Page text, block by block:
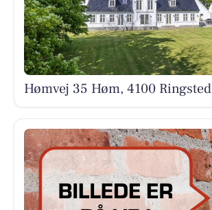
Hømvej 35 Høm, 4100 Ringsted